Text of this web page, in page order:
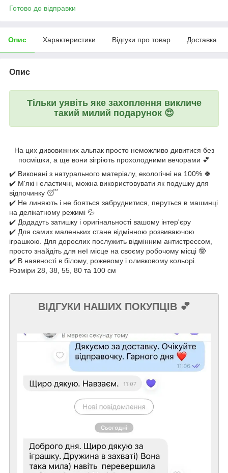
Готово до відправки
Опис Характеристики Відгуки про товар Доставка
Опис
Тільки уявіть яке захоплення викличе
такий милий подарунок 😍
На цих дивовижних альпак просто неможливо дивитися без
посмішки, а ще вони зігріють прохолодними вечорами 💕
✔️ Виконані з натурального матеріалу, екологічні на 100% 🍀
✔️ М'які і еластичні, можна використовувати як подушку для
відпочинку 😴
✔️ Не линяють і не бояться забруднитися, перуться в машинці
на делікатному режимі 💦
✔️ Додадуть затишку і оригінальності вашому інтер'єру
✔️ Для самих маленьких стане відмінною розвиваючою
іграшкою. Для дорослих послужить відмінним антистрессом,
просто знайдіть для неї місце на своєму робочому місці 🤓
✔️ В наявності в білому, рожевому і оливковому кольорі.
Розміри 28, 38, 55, 80 та 100 см
ВІДГУКИ НАШИХ ПОКУПЦІВ 💕